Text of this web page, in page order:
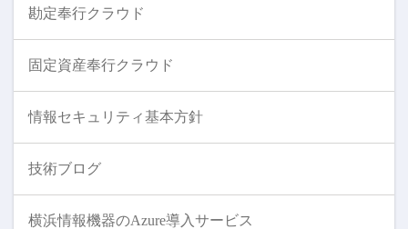
勘定奉行クラウド
固定資産奉行クラウド
情報セキュリティ基本方針
技術ブログ
横浜情報機器のAzure導入サービス